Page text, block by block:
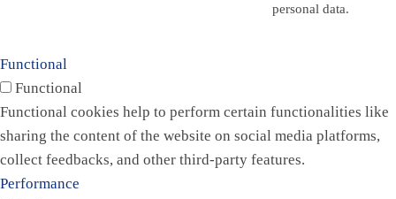
personal data.
Functional
Functional
Functional cookies help to perform certain functionalities like
sharing the content of the website on social media platforms,
collect feedbacks, and other third-party features.
Performance